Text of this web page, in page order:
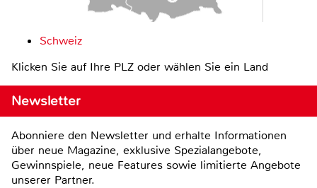
Schweiz
Klicken Sie auf Ihre PLZ oder wählen Sie ein Land
Newsletter
Abonniere den Newsletter und erhalte Informationen
über neue Magazine, exklusive Spezialangebote,
Gewinnspiele, neue Features sowie limitierte Angebote
unserer Partner.